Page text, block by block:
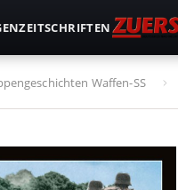
ZEITSCHRIFTEN
Waffen-SS